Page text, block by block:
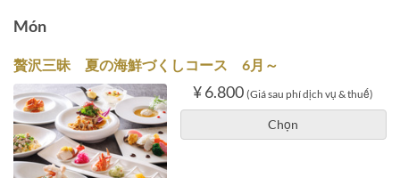
Món
贅沢三昧 夏の海鮮づくしコース 6月～
¥ 6.800 (Giá sau phí dịch vụ & thuế)
Chọn